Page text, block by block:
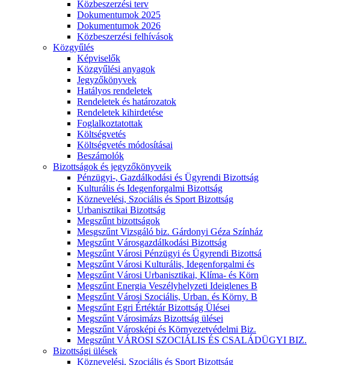
Közbeszerzési terv
Dokumentumok 2025
Dokumentumok 2026
Közbeszerzési felhívások
Közgyűlés
Képviselők
Közgyűlési anyagok
Jegyzőkönyvek
Hatályos rendeletek
Rendeletek és határozatok
Rendeletek kihirdetése
Foglalkoztatottak
Költségvetés
Költségvetés módosításai
Beszámolók
Bizottságok és jegyzőkönyveik
Pénzügyi-, Gazdálkodási és Ügyrendi Bizottság
Kulturális és Idegenforgalmi Bizottság
Köznevelési, Szociális és Sport Bizottság
Urbanisztikai Bizottság
Megszűnt bizottságok
Mesgszűnt Vizsgáló biz. Gárdonyi Géza Színház
Megszűnt Városgazdálkodási Bizottság
Megszűnt Városi Pénzügyi és Ügyrendi Bizottsá
Megszűnt Városi Kulturális, Idegenforgalmi és
Megszűnt Városi Urbanisztikai, Klíma- és Körn
Megszűnt Energia Veszélyhelyzeti Ideiglenes B
Megszűnt Városi Szociális, Urban. és Körny. B
Megszűnt Egri Értéktár Bizottság Ülései
Megszűnt Városimázs Bizottság ülései
Megszűnt Városképi és Környezetvédelmi Biz.
Megszűnt VÁROSI SZOCIÁLIS ÉS CSALÁDÜGYI BIZ.
Bizottsági ülések
Köznevelési, Szociális és Sport Bizottság